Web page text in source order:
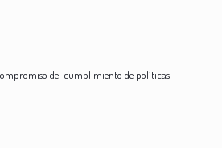
del cumplimiento de políticas